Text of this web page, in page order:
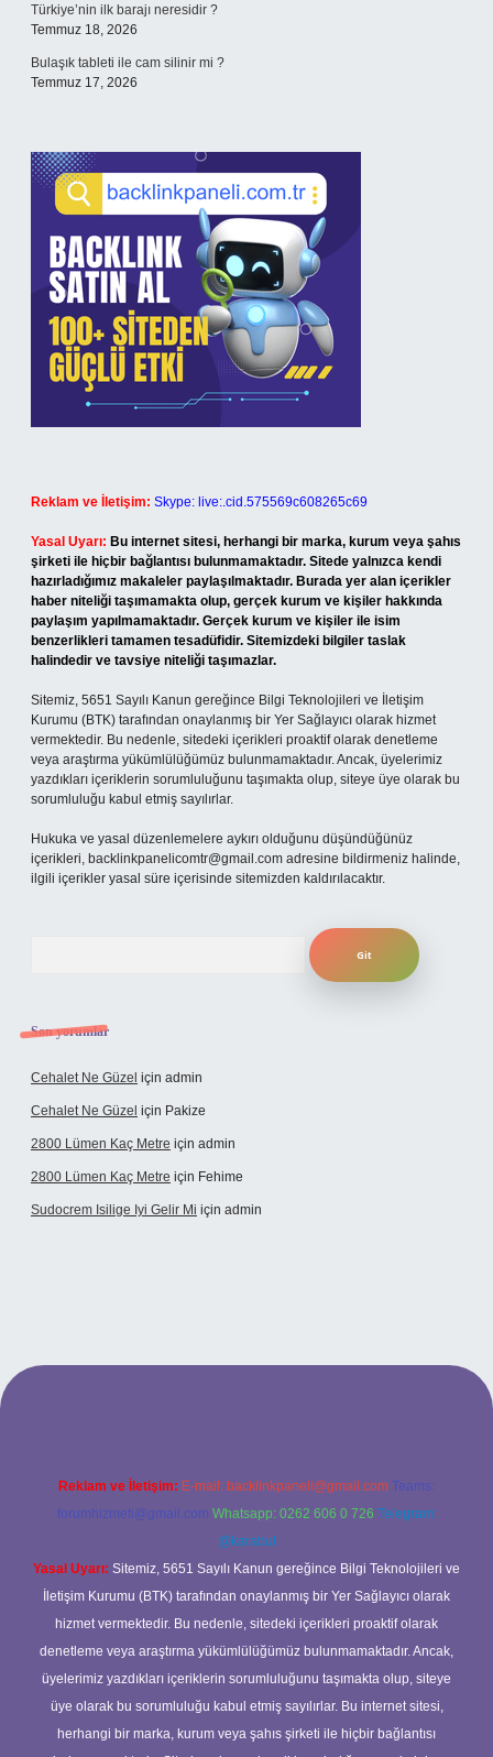
Türkiye’nin ilk barajı neresidir ?
Temmuz 18, 2026
Bulaşık tableti ile cam silinir mi ?
Temmuz 17, 2026
Reklam ve İletişim: Skype: live:.cid.575569c608265c69
Yasal Uyarı: Bu internet sitesi, herhangi bir marka, kurum veya şahıs
şirketi ile hiçbir bağlantısı bulunmamaktadır. Sitede yalnızca kendi
hazırladığımız makaleler paylaşılmaktadır. Burada yer alan içerikler
haber niteliği taşımamakta olup, gerçek kurum ve kişiler hakkında
paylaşım yapılmamaktadır. Gerçek kurum ve kişiler ile isim
benzerlikleri tamamen tesadüfidir. Sitemizdeki bilgiler taslak
halindedir ve tavsiye niteliği taşımazlar.
Sitemiz, 5651 Sayılı Kanun gereğince Bilgi Teknolojileri ve İletişim
Kurumu (BTK) tarafından onaylanmış bir Yer Sağlayıcı olarak hizmet
vermektedir. Bu nedenle, sitedeki içerikleri proaktif olarak denetleme
veya araştırma yükümlülüğümüz bulunmamaktadır. Ancak, üyelerimiz
yazdıkları içeriklerin sorumluluğunu taşımakta olup, siteye üye olarak bu
sorumluluğu kabul etmiş sayılırlar.
Hukuka ve yasal düzenlemelere aykırı olduğunu düşündüğünüz
içerikleri, backlinkpanelicomtr@gmail.com adresine bildirmeniz halinde,
ilgili içerikler yasal süre içerisinde sitemizden kaldırılacaktır.
Son yorumlar
Cehalet Ne Güzel için admin
Cehalet Ne Güzel için Pakize
2800 Lümen Kaç Metre için admin
2800 Lümen Kaç Metre için Fehime
Sudocrem Isilige Iyi Gelir Mi için admin
bet giriş
Reklam ve İletişim: E-mail: backlinkpaneli@gmail.com Teams:
forumhizmeti@gmail.com Whatsapp: 0262 606 0 726 Telegram:
@karabul
Yasal Uyarı: Sitemiz, 5651 Sayılı Kanun gereğince Bilgi Teknolojileri ve
İletişim Kurumu (BTK) tarafından onaylanmış bir Yer Sağlayıcı olarak
hizmet vermektedir. Bu nedenle, sitedeki içerikleri proaktif olarak
denetleme veya araştırma yükümlülüğümüz bulunmamaktadır. Ancak,
üyelerimiz yazdıkları içeriklerin sorumluluğunu taşımakta olup, siteye
üye olarak bu sorumluluğu kabul etmiş sayılırlar. Bu internet sitesi,
herhangi bir marka, kurum veya şahıs şirketi ile hiçbir bağlantısı